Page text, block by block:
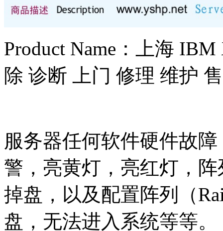
Product Name：上海
除 诊断 上门 修理 维护
服务器任何软件硬件故
警，亮黄灯，亮红灯，
掉盘，以及配置阵列（
盘，无法进入系统等等。